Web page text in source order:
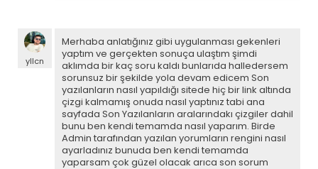
yllcn
Merhaba anlatığınız gibi uygulanması gekenleri
yaptım ve gerçekten sonuça ulaştım şimdi
aklımda bir kaç soru kaldı bunlarıda halledersem
sorunsuz bir şekilde yola devam edicem Son
yazılanların nasıl yapıldığı sitede hiç bir link altında
çizgi kalmamış onuda nasıl yaptınız tabi ana
sayfada Son Yazılanların aralarındakı çizgiler dahil
bunu ben kendi temamda nasıl yaparım. Birde
Admin tarafından yazılan yorumların rengini nasıl
ayarladınız bunuda ben kendi temamda
yaparsam çok güzel olacak arıca son sorum